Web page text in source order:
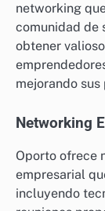
networking
comunidad de
obtener
mejorando
Networking
Oporto ofrece
empresarial
incluyendo